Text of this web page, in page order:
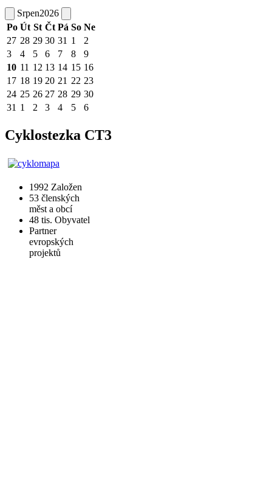
Srpen2026
Po Út St Čt Pá So Ne
27 28 29 30 31 1
2
3
4 5 6 7 8
9
10 11 12 13 14 15 16
17 18 19 20 21 22 23
24 25 26 27 28 29 30
31 1 2 3 4 5 6
Cyklostezka CT3
1992 Založen
53 členských
měst a obcí
48 tis. Obyvatel
Partner
evropských
projektů